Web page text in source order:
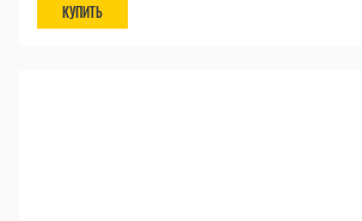
КУПИТЬ